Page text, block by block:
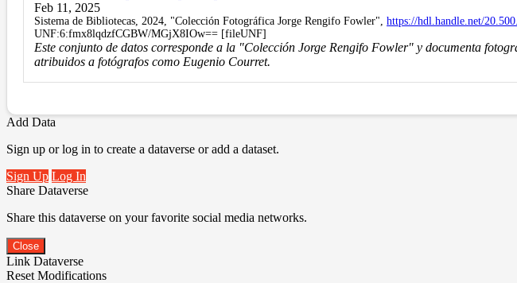
Feb 11, 2025
Sistema de Bibliotecas, 2024, "Colección Fotográfica Jorge Rengifo Fowler", https://hdl.handle.net/
UNF:6:fmx8lqdzfCGBW/MGjX8IOw== [fileUNF]
Este conjunto de datos corresponde a la "Colección Jorge Rengifo Fowler" y documenta
atribuidos a fotógrafos como Eugenio Courret.
Add Data
Sign up or log in to create a dataverse or add a dataset.
Sign Up Log In
Share Dataverse
Share this dataverse on your favorite social media networks.
Close
Link Dataverse
Reset Modifications